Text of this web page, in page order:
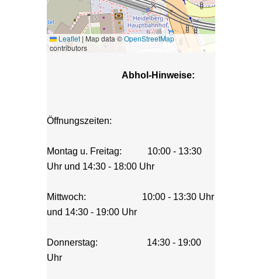
Leaflet | Map data ©OpenStreetMap
contributors
Abhol-Hinweise:
Öffnungszeiten:
Montag u. Freitag:           10:00 - 13:30
Uhr und 14:30 - 18:00 Uhr
Mittwoch:                        10:00 - 13:30 Uhr
und 14:30 - 19:00 Uhr
Donnerstag:                     14:30 - 19:00
Uhr